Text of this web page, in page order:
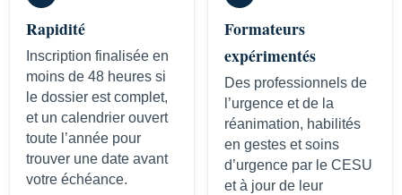
Rapidité
Inscription finalisée en
moins de 48 heures si
le dossier est complet,
et un calendrier ouvert
toute l’année pour
trouver une date avant
votre échéance.
Formateurs
expérimentés
Des professionnels de
l’urgence et de la
réanimation, habilités
en gestes et soins
d’urgence par le CESU
et à jour de leur